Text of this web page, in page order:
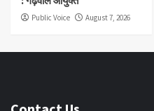
Public Voice August 7, 2026